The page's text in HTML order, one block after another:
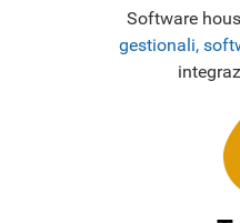
Software
gestionali,